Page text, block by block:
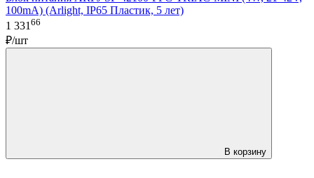
100mA) (Arlight, IP65 Пластик, 5 лет)
1 331 66
₽/шт
В корзину